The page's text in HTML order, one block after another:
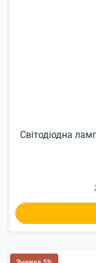
Світодіодна